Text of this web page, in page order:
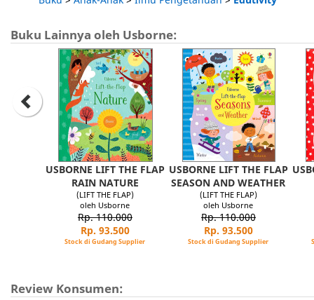
Buku Lainnya oleh Usborne:
USBORNE LIFT THE FLAP
RAIN NATURE
(LIFT THE FLAP)
oleh Usborne
Rp. 110.000
Rp. 93.500
Stock di Gudang Supplier
USBORNE LIFT THE FLAP
SEASON AND WEATHER
(LIFT THE FLAP)
oleh Usborne
Rp. 110.000
Rp. 93.500
Stock di Gudang Supplier
Review Konsumen: